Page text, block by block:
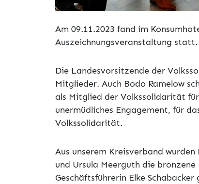
Am 09.11.2023 fand im
Auszeichnungsveranstaltung statt.
Die Landesvorsitzende der
Mitglieder. Auch Bodo Ramelow
als Mitglied der Volkssolidarität
unermüdliches Engagement, für
Volkssolidarität.
Aus unserem Kreisverband
und Ursula Meerguth die
Geschäftsführerin Elke